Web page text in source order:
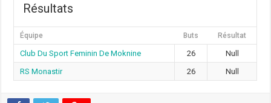
Résultats
Équipe Buts Résultat
‎Club Du Sport Feminin De Moknine 26
Null
RS Monastir
26 Null